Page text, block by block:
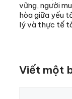
vững, người
hòa giữa yếu
lý và thực tế
Viết một